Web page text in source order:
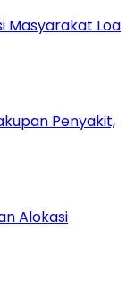
Masyarakat Loa
Penyakit,
Alokasi